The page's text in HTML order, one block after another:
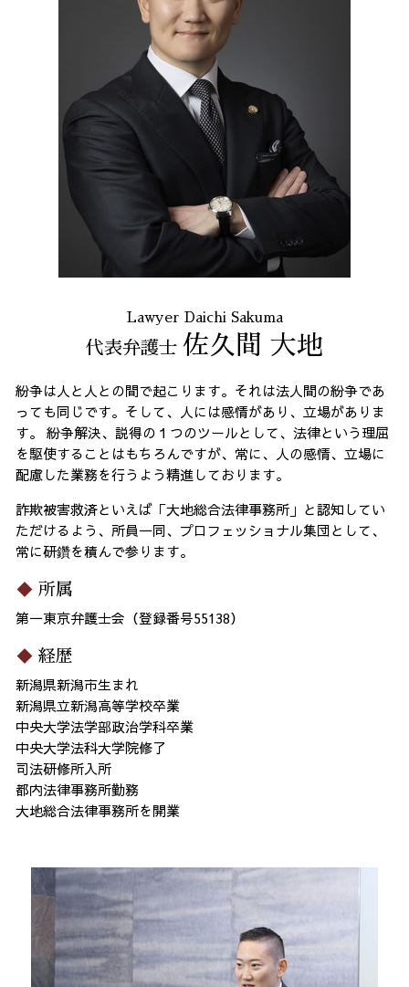
契約 書 リーガル チェック
残業代 未払い
残業 未払い 請求
振り込め詐欺 23区 弁護士
契約書作成 23区 弁護士
架空請求 港区 弁護士
個人再生 23区 弁護士
労働問題 23区 相談
個人再生 東京都 弁護士
マルチ商法 23区 弁護士
リーガルチェック 港区 相談
労働問題 23区 弁護士
Lawyer Daichi Sakuma
代表弁護士 佐久間 大地
紛争は人と人との間で起こります。それは法人間の紛争であ
っても同じです。そして、人には感情があり、立場がありま
す。 紛争解決、説得の１つのツールとして、法律という理屈
を駆使することはもちろんですが、常に、人の感情、立場に
配慮した業務を行うよう精進しております。
詐欺被害救済といえば「大地総合法律事務所」と認知してい
ただけるよう、所員一同、プロフェッショナル集団として、
常に研鑽を積んで参ります。
所属
第一東京弁護士会（登録番号55138）
経歴
新潟県新潟市生まれ
新潟県立新潟高等学校卒業
中央大学法学部政治学科卒業
中央大学法科大学院修了
司法研修所入所
都内法律事務所勤務
大地総合法律事務所を開業